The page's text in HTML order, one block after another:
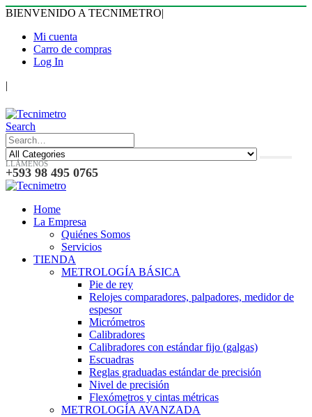
BIENVENIDO A TECNIMETRO|
Mi cuenta
Carro de compras
Log In
|
Search
LLÁMENOS
+593 98 495 0765
Home
La Empresa
Quiénes Somos
Servicios
TIENDA
METROLOGÍA BÁSICA
Pie de rey
Relojes comparadores, palpadores, medidor de
espesor
Micrómetros
Calibradores
Calibradores con estándar fijo (galgas)
Escuadras
Reglas graduadas estándar de precisión
Nivel de precisión
Flexómetros y cintas métricas
METROLOGÍA AVANZADA